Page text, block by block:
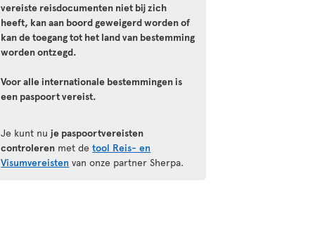
vereiste reisdocumenten niet bij zich
heeft, kan aan boord geweigerd worden of
kan de toegang tot het land van bestemming
worden ontzegd.
Voor alle internationale bestemmingen is
een paspoort vereist.
Je kunt nuje paspoortvereisten
controleren met detool Reis- en
Visumvereisten van onze partner Sherpa.